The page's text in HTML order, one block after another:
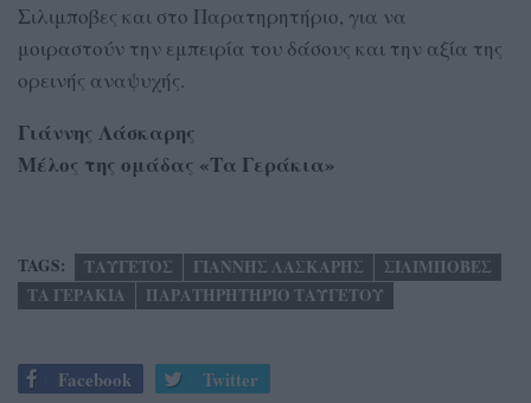
Σιλιμποβες και στο Παρατηρητήριο, για να
μοιραστούν την εμπειρία του δάσους και την αξία της
ορεινής αναψυχής.
Γιάννης Λάσκαρης
Μέλος της ομάδας «Τα Γεράκια»
TAGS: ΤΑΥΓΕΤΟΣ ΓΙΑΝΝΗΣ ΛΑΣΚΑΡΗΣ
ΣΙΛΙΜΠΟΒΕΣ
ΤΑ ΓΕΡΑΚΙΑ
ΠΑΡΑΤΗΡΗΤΗΡΙΟ ΤΑΫΓΕΤΟΥ
Facebook Twitter